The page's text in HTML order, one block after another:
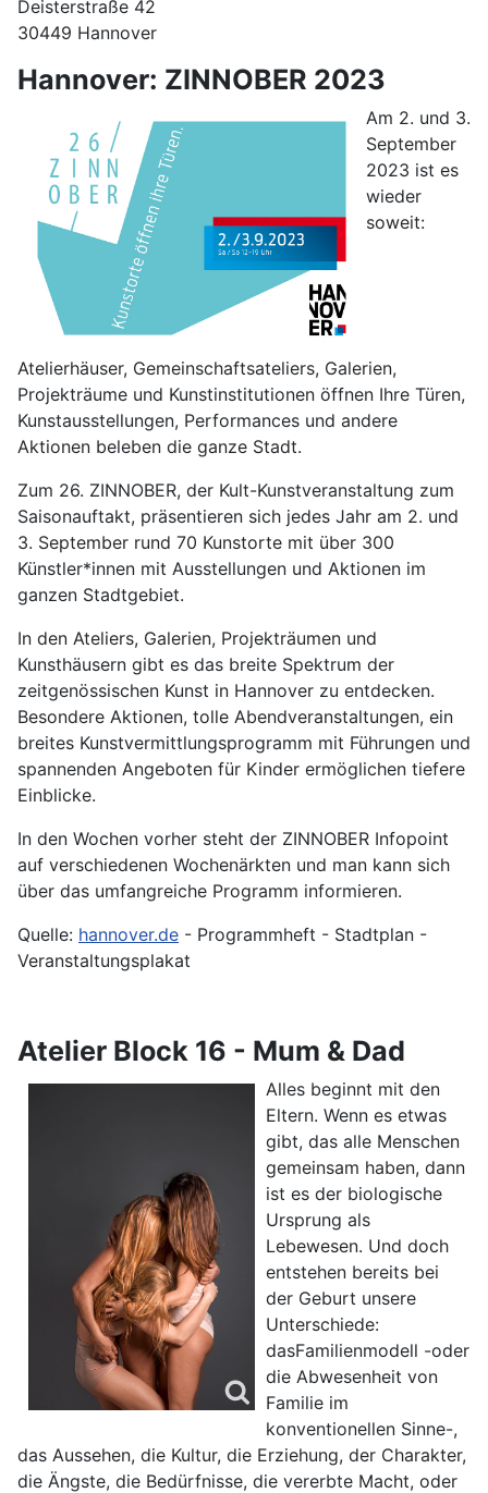
Deisterstraße 42
30449 Hannover
Hannover: ZINNOBER 2023
Am 2. und 3.
September
2023 ist es
wieder
soweit:
Atelierhäuser, Gemeinschaftsateliers, Galerien,
Projekträume und Kunstinstitutionen öffnen Ihre Türen,
Kunstausstellungen, Performances und andere
Aktionen beleben die ganze Stadt.
Zum 26. ZINNOBER, der Kult-Kunstveranstaltung zum
Saisonauftakt, präsentieren sich jedes Jahr am 2. und
3. September rund 70 Kunstorte mit über 300
Künstler*innen mit Ausstellungen und Aktionen im
ganzen Stadtgebiet.
In den Ateliers, Galerien, Projekträumen und
Kunsthäusern gibt es das breite Spektrum der
zeitgenössischen Kunst in Hannover zu entdecken.
Besondere Aktionen, tolle Abendveranstaltungen, ein
breites Kunstvermittlungsprogramm mit Führungen und
spannenden Angeboten für Kinder ermöglichen tiefere
Einblicke.
In den Wochen vorher steht der ZINNOBER Infopoint
auf verschiedenen Wochenärkten und man kann sich
über das umfangreiche Programm informieren.
Quelle: hannover.de - Programmheft - Stadtplan -
Veranstaltungsplakat
Atelier Block 16 - Mum & Dad
Alles beginnt mit den
Eltern. Wenn es etwas
gibt, das alle Menschen
gemeinsam haben, dann
ist es der biologische
Ursprung als
Lebewesen. Und doch
entstehen bereits bei
der Geburt unsere
Unterschiede:
dasFamilienmodell -oder
die Abwesenheit von
Familie im
konventionellen Sinne-,
das Aussehen, die Kultur, die Erziehung, der Charakter,
die Ängste, die Bedürfnisse, die vererbte Macht, oder